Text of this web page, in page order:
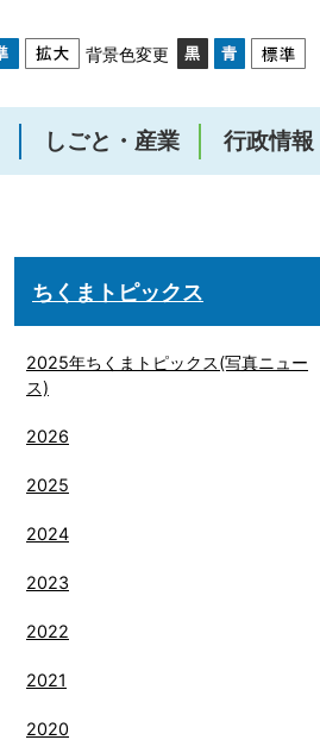
背景色変更
しごと・産業 行政情報
ちくまトピックス
2025年ちくまトピックス(写真ニュー
ス)
2026
2025
2024
2023
2022
2021
2020